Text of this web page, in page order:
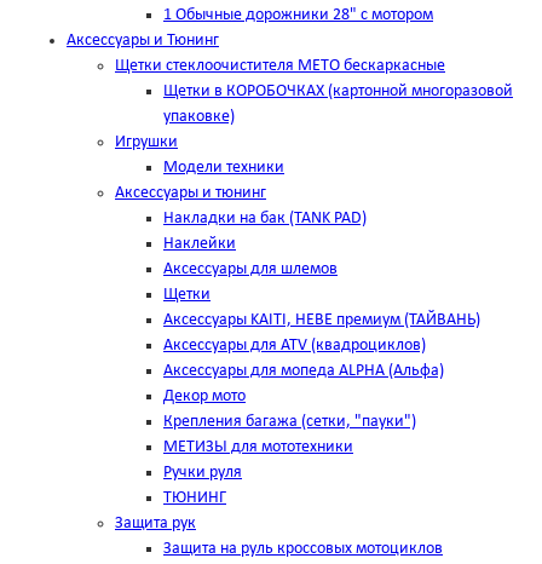
1 Обычные дорожники 28" с мотором
Аксессуары и Тюнинг
Щетки стеклоочистителя METO бескаркасные
Щетки в КОРОБОЧКАХ (картонной многоразовой
упаковке)
Игрушки
Модели техники
Аксессуары и тюнинг
Накладки на бак (TANK PAD)
Наклейки
Аксессуары для шлемов
Щетки
Аксессуары KAITI, HEBE премиум (ТАЙВАНЬ)
Аксессуары для ATV (квадроциклов)
Аксессуары для мопеда ALPHA (Альфа)
Декор мото
Крепления багажа (сетки, "пауки")
МЕТИЗЫ для мототехники
Ручки руля
ТЮНИНГ
Защита рук
Защита на руль кроссовых мотоциклов